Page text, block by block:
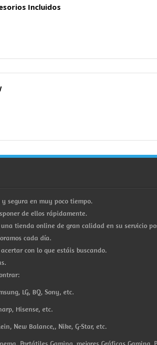
Incluidos
segura en muy poco tiempo.
de ellos rápidamente.
tienda online de gran calidad en su servicio
cada día.
con lo que estáis buscando.
LG, BQ, Sony, etc.
Hisense, etc.
New Balance,, Nike, G-Star, etc.